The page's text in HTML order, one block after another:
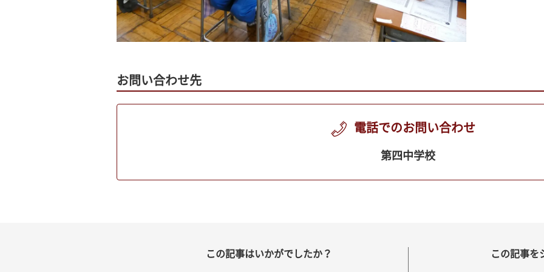
お問い合わせ先
電話でのお問い合わせ
第四中学校
この記事はいかがでしたか？ この記事を